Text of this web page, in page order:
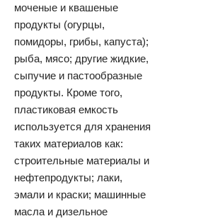
моченые и квашеные
продукты (огурцы,
помидоры, грибы, капуста);
рыба, мясо; другие жидкие,
сыпучие и пастообразные
продукты. Кроме того,
пластиковая емкость
используется для хранения
таких материалов как:
строительные материалы и
нефтепродукты; лаки,
эмали и краски; машинные
масла и дизельное